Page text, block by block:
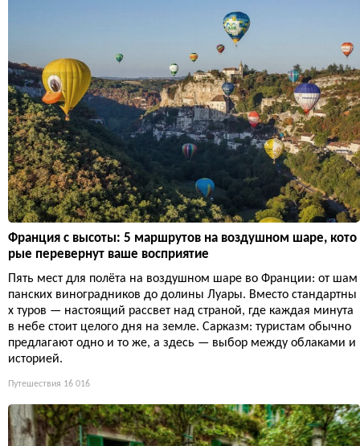
Франция с высоты: 5 маршрутов на воздушном шаре, кото
рые перевернут ваше восприятие
Пять мест для полёта на воздушном шаре во Франции: от шам
панских виноградников до долины Луары. Вместо стандартны
х туров — настоящий рассвет над страной, где каждая минута
в небе стоит целого дня на земле. Сарказм: туристам обычно
предлагают одно и то же, а здесь — выбор между облаками и
историей.
Путешествия 16 016